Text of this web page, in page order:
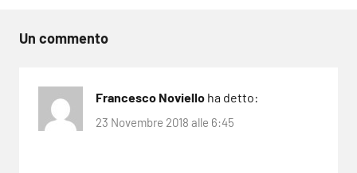
Un commento
Francesco Noviello ha detto:
23 Novembre 2018 alle 6:45